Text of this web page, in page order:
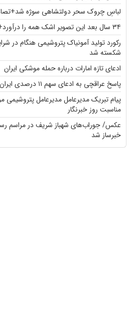
لباسِ چروک سحر دولتشاهی سوژه
۳۴ سال بعد این تصویر اشک همه را درآورد+عکس
رکورد تولید آمونیاک پتروشیمی هنگام در
شکسته شد
ادعای تازه امارات درباره حمله موشکی ایران
پاسخ عراقچی به ادعای سهم ۱۱ درصدی ایران از خزر
پیام تبریک مدیرعامل مدیرعامل پتروشیمی
مناسبت روز خبرنگار
عکس/ جوراب‌های شهباز شریف در مراسم
خبرساز شد